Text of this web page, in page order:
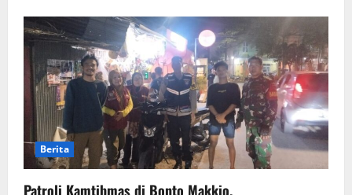
Berita
Patroli Kamtibmas di Bonto Makkio,